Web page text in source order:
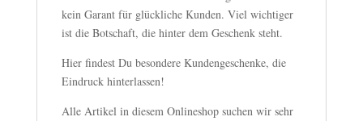
kein Garant für glückliche Kunden. Viel wichtiger
ist die Botschaft, die hinter dem Geschenk steht.
Hier findest Du besondere Kundengeschenke, die
Eindruck hinterlassen!
Alle Artikel in diesem Onlineshop suchen wir sehr